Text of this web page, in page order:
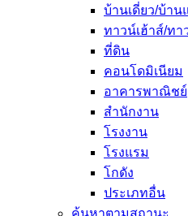
บ้านเดี่ยว/บ้าน
ทาวน์เฮ้าส์/ทา
ที่ดิน
คอนโดมิเนียม
อาคารพาณิชย์
สำนักงาน
โรงงาน
โรงแรม
โกดัง
ประเภทอื่น
ค้นหาตามสถานะ